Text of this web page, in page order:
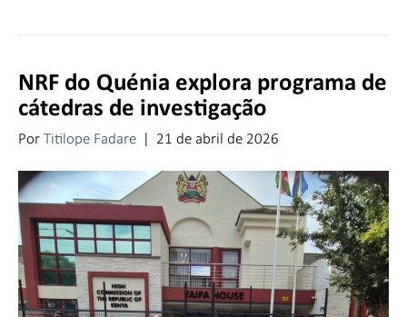
NRF do Quénia explora programa de
cátedras de investigação
PorTitilope Fadare | 21 de abril de 2026